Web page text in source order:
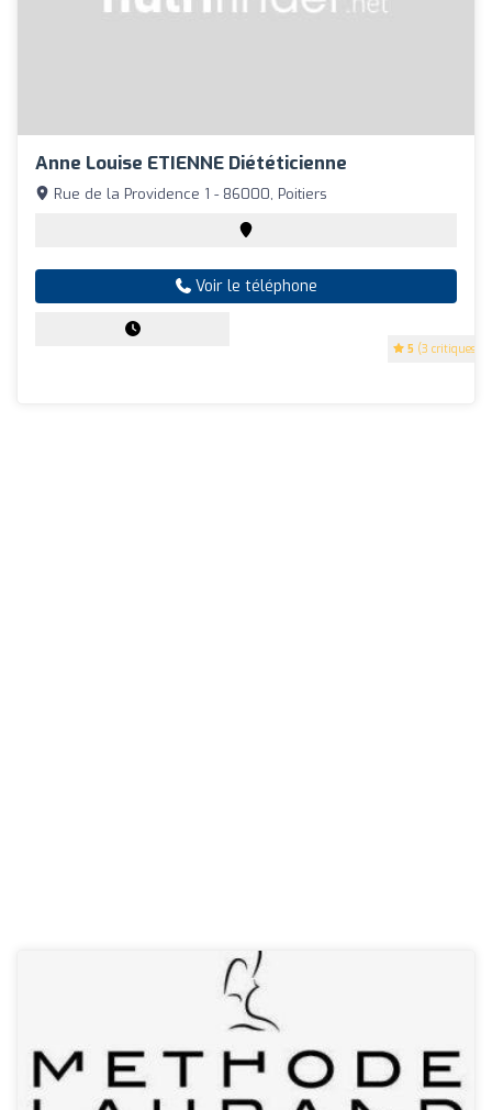
Anne Louise ETIENNE Diététicienne
5 (3 critiques)
Rue de la Providence 1 - 86000, Poitiers
Voir le téléphone